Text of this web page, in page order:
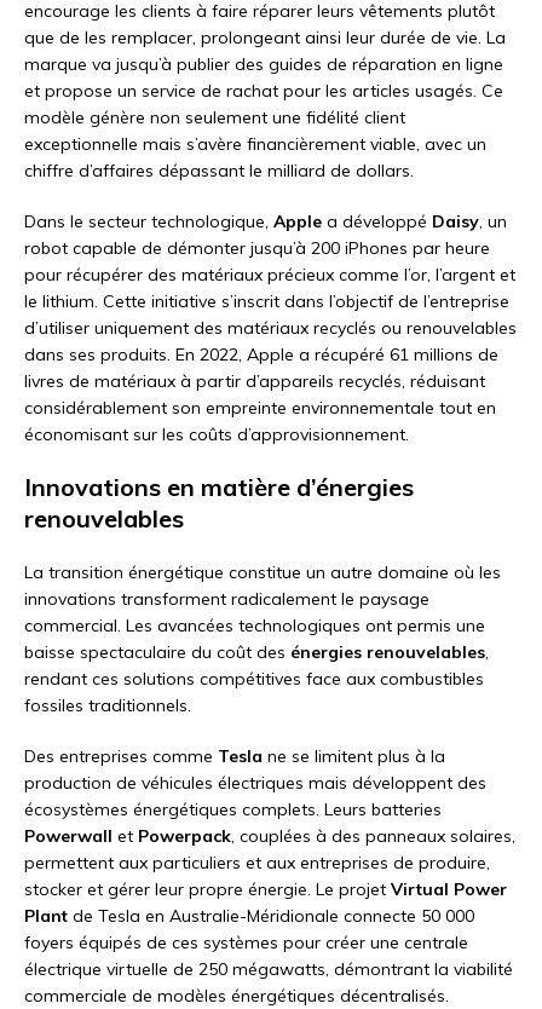
encourage les clients à faire réparer leurs vêtements plutôt
que de les remplacer, prolongeant ainsi leur durée de vie. La
marque va jusqu’à publier des guides de réparation en ligne
et propose un service de rachat pour les articles usagés. Ce
modèle génère non seulement une fidélité client
exceptionnelle mais s’avère financièrement viable, avec un
chiffre d’affaires dépassant le milliard de dollars.
Dans le secteur technologique, Apple a développé Daisy, un
robot capable de démonter jusqu’à 200 iPhones par heure
pour récupérer des matériaux précieux comme l’or, l’argent et
le lithium. Cette initiative s’inscrit dans l’objectif de l’entreprise
d’utiliser uniquement des matériaux recyclés ou renouvelables
dans ses produits. En 2022, Apple a récupéré 61 millions de
livres de matériaux à partir d’appareils recyclés, réduisant
considérablement son empreinte environnementale tout en
économisant sur les coûts d’approvisionnement.
Innovations en matière d’énergies
renouvelables
La transition énergétique constitue un autre domaine où les
innovations transforment radicalement le paysage
commercial. Les avancées technologiques ont permis une
baisse spectaculaire du coût des énergies renouvelables,
rendant ces solutions compétitives face aux combustibles
fossiles traditionnels.
Des entreprises comme Tesla ne se limitent plus à la
production de véhicules électriques mais développent des
écosystèmes énergétiques complets. Leurs batteries
Powerwall et Powerpack, couplées à des panneaux solaires,
permettent aux particuliers et aux entreprises de produire,
stocker et gérer leur propre énergie. Le projet Virtual Power
Plant de Tesla en Australie-Méridionale connecte 50 000
foyers équipés de ces systèmes pour créer une centrale
électrique virtuelle de 250 mégawatts, démontrant la viabilité
commerciale de modèles énergétiques décentralisés.